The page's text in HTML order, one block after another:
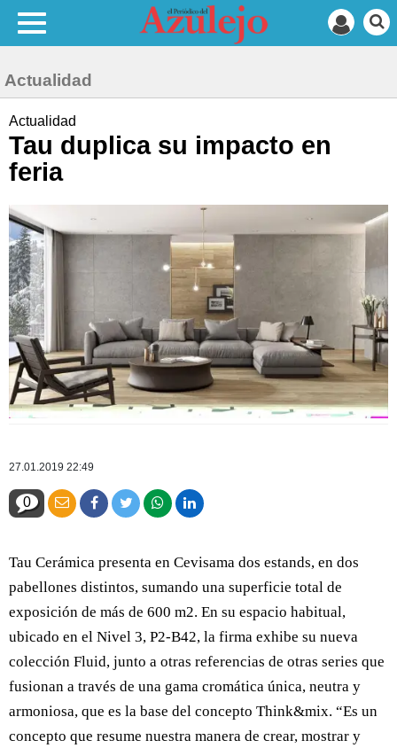
Actualidad
Actualidad
Tau duplica su impacto en
feria
27.01.2019 22:49
0
Tau Cerámica presenta en Cevisama dos estands, en dos
pabellones distintos, sumando una superficie total de
exposición de más de 600 m2. En su espacio habitual,
ubicado en el Nivel 3, P2-B42, la firma exhibe su nueva
colección Fluid, junto a otras referencias de otras series que
fusionan a través de una gama cromática única, neutra y
armoniosa, que es la base del concepto Think&mix. “Es un
concepto que resume nuestra manera de crear, mostrar y